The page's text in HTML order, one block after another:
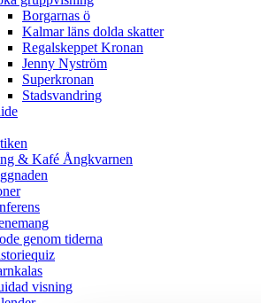
Borgarnas ö
Kalmar läns dolda skatter
Regalskeppet Kronan
Jenny Nyström
Superkronan
Stadsvandring
& Kafé Ångkvarnen
genom tiderna
visning